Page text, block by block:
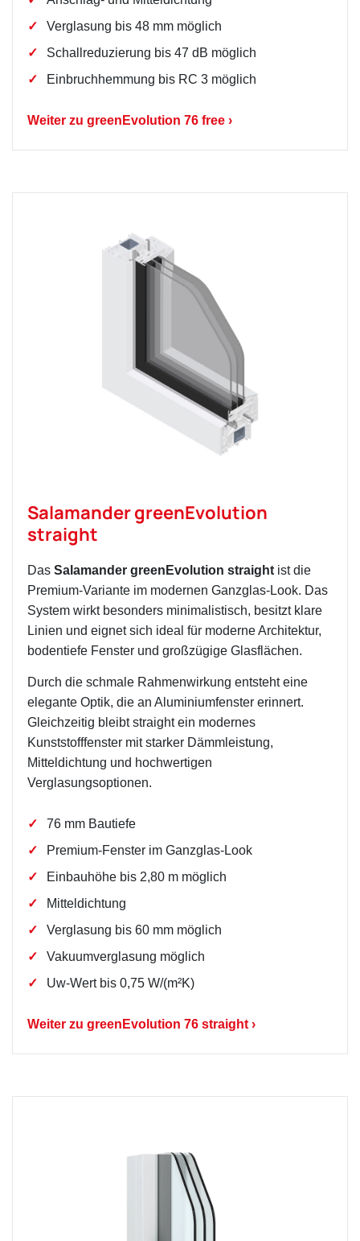
Verglasung bis 48 mm möglich
Schallreduzierung bis 47 dB möglich
Einbruchhemmung bis RC 3 möglich
Weiter zu greenEvolution 76 free ›
Salamander greenEvolution
straight
Das Salamander greenEvolution straight ist die
Premium-Variante im modernen Ganzglas-Look. Das
System wirkt besonders minimalistisch, besitzt klare
Linien und eignet sich ideal für moderne Architektur,
bodentiefe Fenster und großzügige Glasflächen.
Durch die schmale Rahmenwirkung entsteht eine
elegante Optik, die an Aluminiumfenster erinnert.
Gleichzeitig bleibt straight ein modernes
Kunststofffenster mit starker Dämmleistung,
Mitteldichtung und hochwertigen
Verglasungsoptionen.
76 mm Bautiefe
Premium-Fenster im Ganzglas-Look
Einbauhöhe bis 2,80 m möglich
Mitteldichtung
Verglasung bis 60 mm möglich
Vakuumverglasung möglich
Uw-Wert bis 0,75 W/(m²K)
Weiter zu greenEvolution 76 straight ›